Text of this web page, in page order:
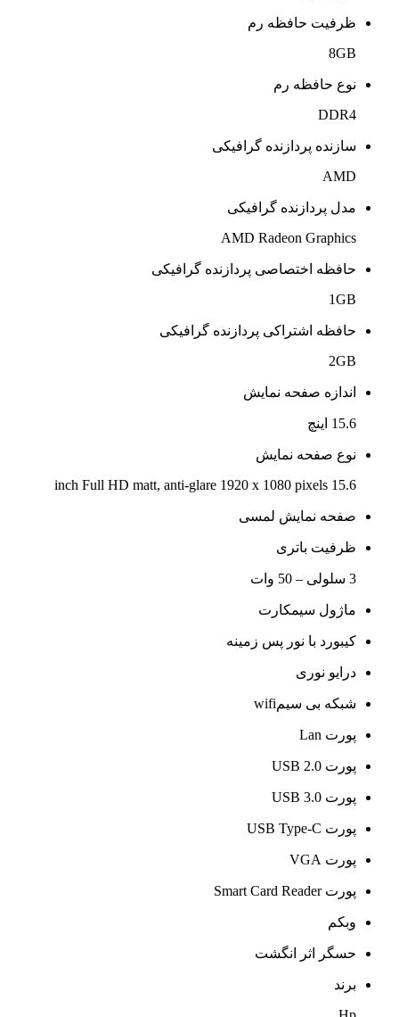
ظرفیت حافظه رم
8GB
نوع حافظه رم
DDR4
سازنده پردازنده گرافیکی
AMD
مدل پردازنده گرافیکی
AMD Radeon Graphics
حافظه اختصاصی پردازنده گرافیکی
1GB
حافظه اشتراکی پردازنده گرافیکی
2GB
اندازه صفحه نمایش
15.6 اینچ
نوع صفحه نمایش
15.6 inch Full HD matt, anti-glare 1920 x 1080 pixels
صفحه نمایش لمسی
ظرفیت باتری
3 سلولی – 50 وات
ماژول سیمکارت
کیبورد با نور پس زمینه
درایو نوری
شبکه بی سیمwifi
پورت Lan
پورت USB 2.0
پورت USB 3.0
پورت USB Type-C
پورت VGA
پورت Smart Card Reader
وبکم
حسگر اثر انگشت
برند